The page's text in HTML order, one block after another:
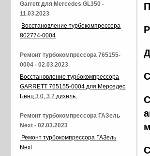
Garrett для Mercedes GL350 -
11.03.2023
Восстановление турбокомпрессора
802774-0004
Ремонт турбокомпрессора 765155-
0004 - 02.03.2023
Восстановление турбокомпрессора
GARRETT 765155-0004 для Мерседес
Бенц 3.0, 3.2 дизель
Ремонт турбокомпрессора ГАЗель
Next - 02.03.2023
Ремонт турбокомпрессора ГАЗель
Next